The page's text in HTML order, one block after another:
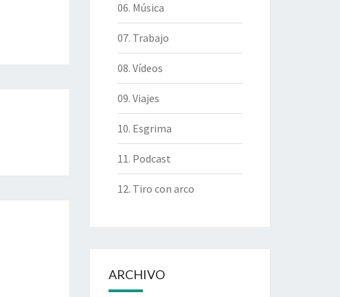
06. Música
07. Trabajo
08. Vídeos
09. Viajes
10. Esgrima
11. Podcast
12. Tiro con arco
ARCHIVO